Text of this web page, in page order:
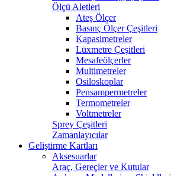
Ölçü Aletleri
Ateş Ölçer
Basınç Ölçer Çeşitleri
Kapasimetreler
Lüxmetre Çeşitleri
Mesafeölçerler
Multimetreler
Osiloskoplar
Pensampermetreler
Termometreler
Voltmetreler
Sprey Çeşitleri
Zamanlayıcılar
Geliştirme Kartları
Aksesuarlar
Araç, Gereçler ve Kutular